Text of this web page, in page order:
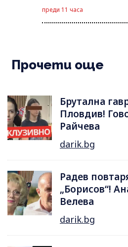
преди 11 часа
Прочети още
Брутална
Пловдив!
Райчева
darik.bg
Радев
„Борисов“!
Велева
darik.bg